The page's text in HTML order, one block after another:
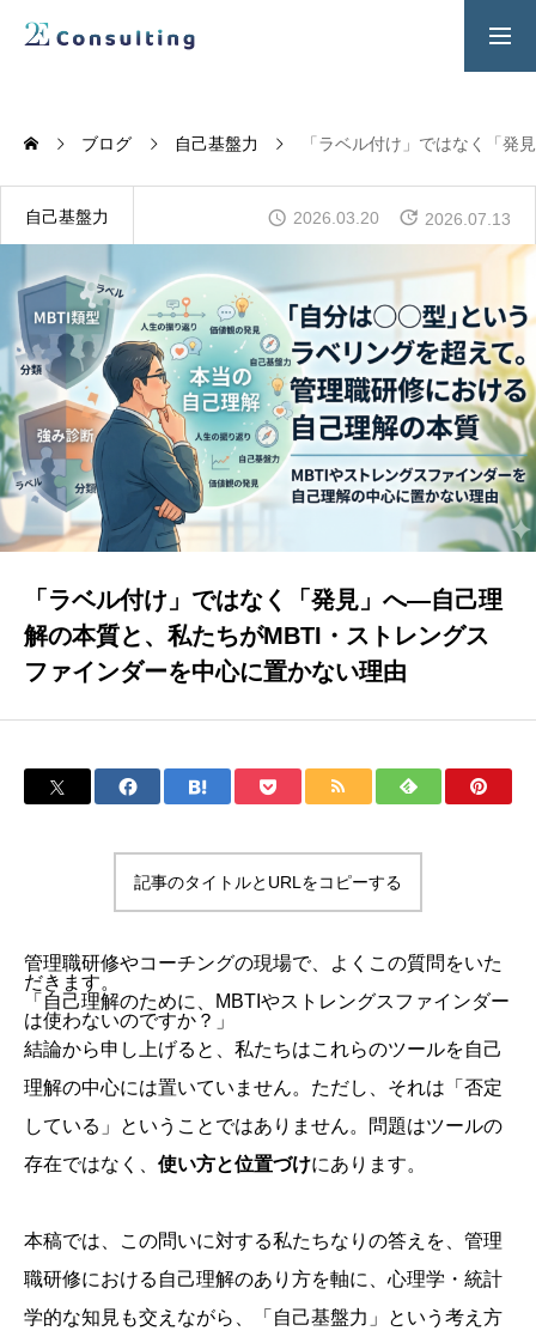
人材育成／経営サポートプログラム
CONTENTS
2E Consulting の人材育成について
COMPANY
会社概要と代表紹介
ブログ 自己基盤力 「ラベル付け」ではなく「
自己基盤力 2026.03.20 2026.07.13
「ラベル付け」ではなく「発見」へ―自己理
解の本質と、私たちがMBTI・ストレングス
ファインダーを中心に置かない理由
記事のタイトルとURLをコピーする
管理職研修やコーチングの現場で、よくこの質問をいた
だきます。
「自己理解のために、MBTIやストレングスファインダー
は使わないのですか？」
結論から申し上げると、私たちはこれらのツールを自己
理解の中心には置いていません。ただし、それは「否定
している」ということではありません。問題はツールの
存在ではなく、 使い方と位置づけにあります。
本稿では、この問いに対する私たちなりの答えを、管理
職研修における自己理解のあり方を軸に、心理学・統計
学的な知見も交えながら、「自己基盤力」という考え方